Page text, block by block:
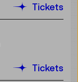
Tickets
Tickets